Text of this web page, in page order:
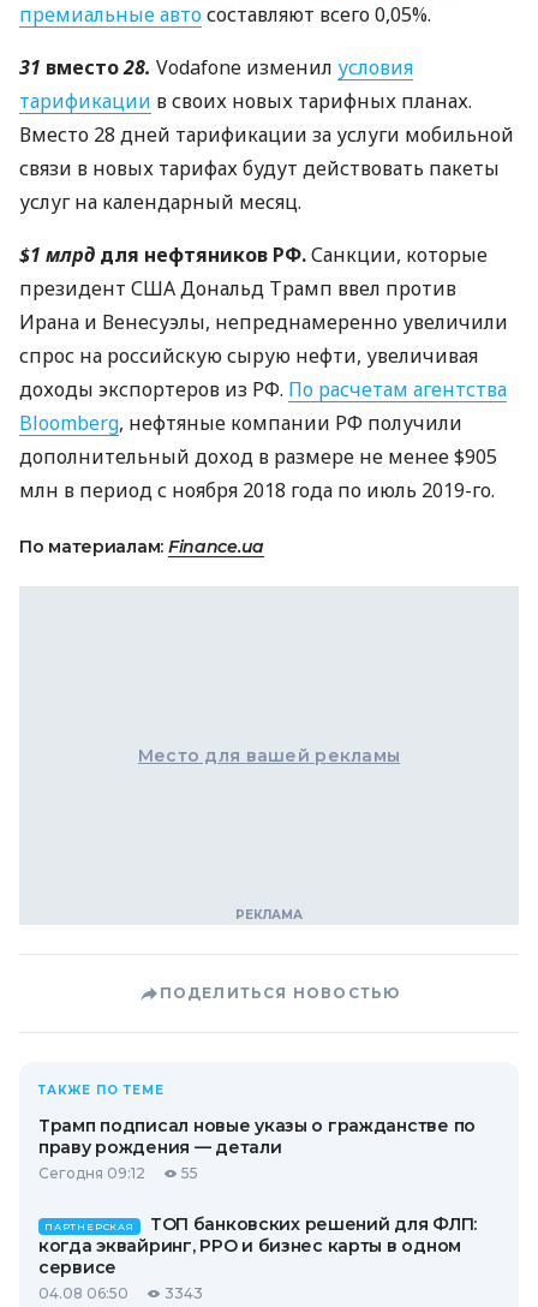
премиальные автосоставляют всего 0,05%.
31 вместо28. Vodafone изменил условия
тарификации в своих новых тарифных планах.
Вместо 28 дней тарификации за услуги мобильной
связи в новых тарифах будут действовать пакеты
услуг на календарный месяц.
$1 млрд для нефтяников РФ.Санкции, которые
президент СШАДональд Трамп ввел против
Ирана и Венесуэлы, непреднамеренно увеличили
спрос на российскую сырую нефти, увеличивая
доходы экспортеров из РФ. По расчетам агентства
Bloomberg, нефтяные компании РФ получили
дополнительный доход в размере не менее $905
млн в период с ноября 2018 года по июль 2019-го.
По материалам: Finance.ua
Место для вашей рекламы
ПОДЕЛИТЬСЯ НОВОСТЬЮ
ТАКЖЕ ПО ТЕМЕ
Трамп подписал новые указы о гражданстве по
праву рождения — детали
Сегодня 09:12 55
ПАРТНЕРСКАЯ
ТОП банковских решений для ФЛП:
когда эквайринг, РРО и бизнес карты в одном
сервисе
04.08 06:50 3343